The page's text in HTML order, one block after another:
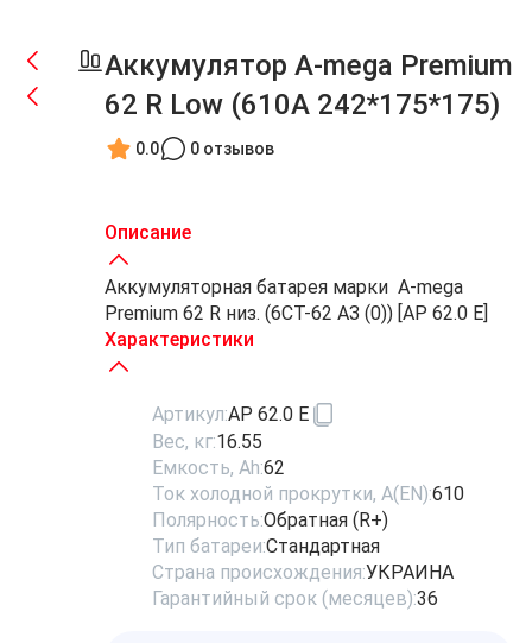
Аккумулятор A-mega Premium
62 R Low (610А 242*175*175)
0.0 0 отзывов
Описание
Аккумуляторная батарея марки A-mega
Premium 62 R низ. (6СТ-62 АЗ (0)) [AP 62.0 E]
Характеристики
Артикул:AP 62.0 E
Вес, кг:16.55
Емкость, Ah:62
Ток холодной прокрутки, A(EN):610
Полярность:Обратная (R+)
Тип батареи:Стандартная
Страна происхождения:УКРАИНА
Гарантийный срок (месяцев):36